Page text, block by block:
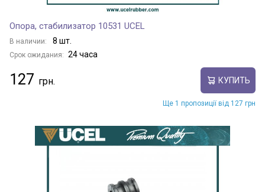
Опора, стабилизатор 10531 UCEL
В наличии: 8 шт.
Срок ожидания: 24 часа
127 КУПИТЬ
Ще 1 пропозиції від 127 грн